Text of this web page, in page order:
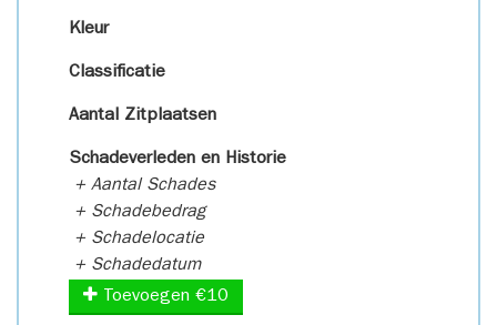
Kleur
Classificatie
Aantal Zitplaatsen
Schadeverleden en Historie
+ Aantal Schades
+ Schadebedrag
+ Schadelocatie
+ Schadedatum
Toevoegen €10